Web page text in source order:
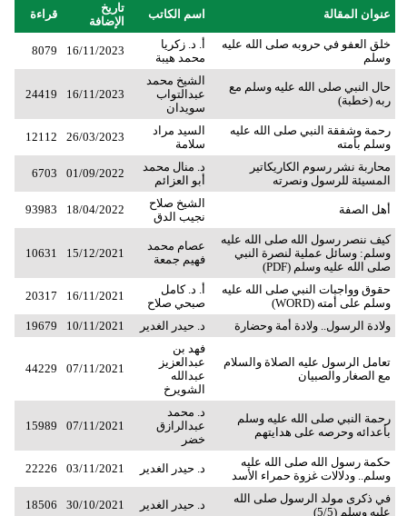
عنوان المقالة اسم الكاتب
تاريخ
الإضافة
قراءة
خلق العفو في حروبه صلى الله عليه
وسلم
أ. د. زكريا
محمد هيبة
16/11/2023
8079
حال النبي صلى الله عليه وسلم مع
ربه (خطبة)
الشيخ محمد
عبدالتواب
سويدان
16/11/2023
24419
رحمة وشفقة النبي صلى الله عليه
وسلم بأمته
السيد مراد
سلامة
26/03/2023
12112
محاربة نشر رسوم الكاريكاتير
المسيئة للرسول ونصرته
د. منال محمد
أبو العزائم
01/09/2022
6703
أهل الصفة
الشيخ صلاح
نجيب الدق
18/04/2022
93983
كيف ننصر رسول الله صلى الله عليه
وسلم: وسائل عملية لنصرة النبي
صلى الله عليه وسلم (PDF)
عصام محمد
فهيم جمعة
15/12/2021
10631
حقوق وواجبات النبي صلى الله عليه
وسلم على أمته (WORD)
أ. د. كامل
صبحي صلاح
16/11/2021
20317
ولادة الرسول.. ولادة أمة وحضارة د. حيدر الغدير 10/11/2021
19679
تعامل الرسول عليه الصلاة والسلام
مع الصغار والصبيان
فهد بن
عبدالعزيز
عبدالله
الشويرخ
07/11/2021
44229
رحمة النبي صلى الله عليه وسلم
بأعدائه وحرصه على هدايتهم
د. محمد
عبدالرازق
خضر
07/11/2021
15989
حكمة رسول الله صلى الله عليه
وسلم.. ودلالات غزوة حمراء الأسد
د. حيدر الغدير 03/11/2021
22226
في ذكرى مولد الرسول صلى الله
عليه وسلم (5/5)
د. حيدر الغدير 30/10/2021
18506